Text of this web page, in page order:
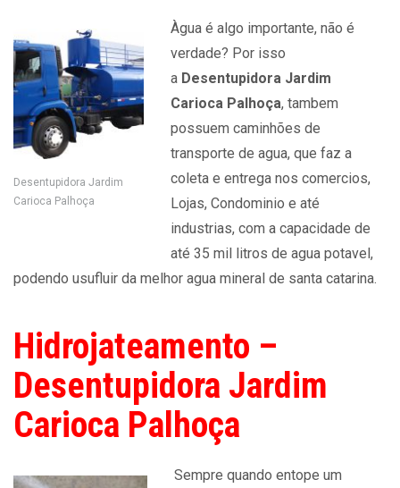
Desentupidora Jardim
Carioca Palhoça
Àgua é algo importante, não é
verdade? Por isso
a Desentupidora Jardim
Carioca Palhoça, tambem
possuem caminhões de
transporte de agua, que faz a
coleta e entrega nos comercios,
Lojas, Condominio e até
industrias, com a capacidade de
até 35 mil litros de agua potavel,
podendo usufluir da melhor agua mineral de santa catarina.
Hidrojateamento –
Desentupidora Jardim
Carioca Palhoça
Sempre quando entope um